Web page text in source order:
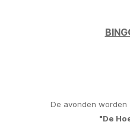
De avonden worden
"De